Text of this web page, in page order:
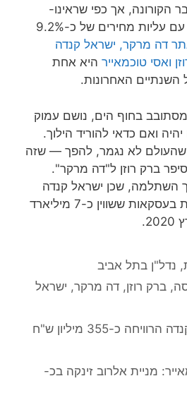
הקורונה, אך כפי שראינו-
התחזיות האלו התבדו עם עליות מחירים של כ-9.2%
דה מרקר, ישראל קנדה
ואסי טוכמאייר היא אחת
השנתיים האחרונות.
בחוף הים, נושם עמוק
ואם כדאי להוריד הילוך.
שהעולם לא נגמר, להפך — שזה
ברק רוזן ל"דה מרקר".
השתלמה, שכן ישראל קנדה
הספיקה להיות מעורבת בעסקאות ששווין כ-7 מיליארד
, נדל"ן בתל אביב
,ברק רוזן,דה מרקר, ישראל
דה מרקר: ישראל קנדה הרוויחה כ-355 מיליון ש"ח
מניית אלרוב זינקה בכ-